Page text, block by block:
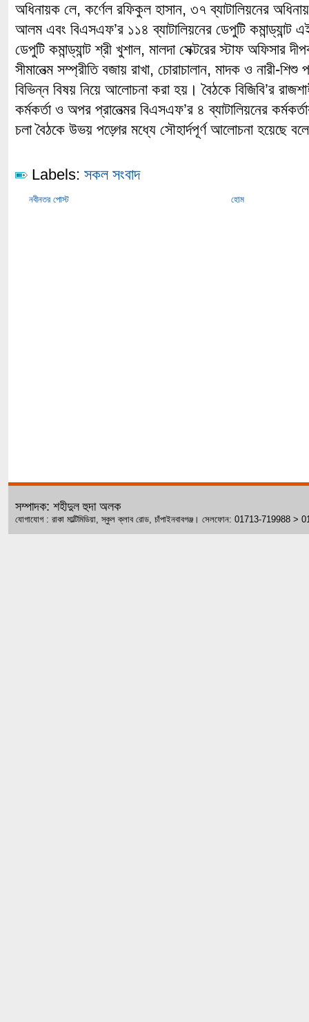
অধিনায়ক লে, কর্ণেল রফিকুল হাসান, ৩৭ ব্যাটালিয়নের
আলম এবং বিএসএফ’র ১১৪ ব্যাটালিয়নের ডেপুটি কমান্ড্যান্ট
ডেপুটি কমান্ড্যান্ট শ্রী খুশাল, মালদা সেক্টরের স্টাফ অফিসার
সীমানেত্ম সম্প্রীতি বজায় রাখা, চোরাচালান, মাদক ও নারী-শিশু
বিভিন্ন বিষয় নিয়ে আলোচনা করা হয়। বৈঠকে বিজিবি’র
কর্মকর্তা ও অপর প্রানেত্মর বিএসএফ’র ৪ ব্যাটালিয়নের
চলা বৈঠকে উভয় পড়্গের মধ্যে সৌহার্দপূর্ণ আলোচনা হয়েছে বলে
Labels: সকল সংবাদ
নবীনতর পোস্ট হোম
সম্পাদক: শহীদুল হুদা অলক
যোগাযোগ : রাকা মাল্টিমিডিয়া, স্কুল ক্লাব রোড, চাঁপাইনবাবগঞ্জ। সেলফোন: 01713-